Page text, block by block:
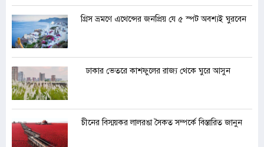
গ্রিস ভ্রমণে এথেন্সের জনপ্রিয় যে ৫ স্পট অবশ্যই ঘুরবেন
ঢাকার ভেতরে কাশফুলের রাজ্য থেকে ঘুরে আসুন
চীনের বিস্ময়কর লালরঙা সৈকত সম্পর্কে বিস্তারিত জানুন